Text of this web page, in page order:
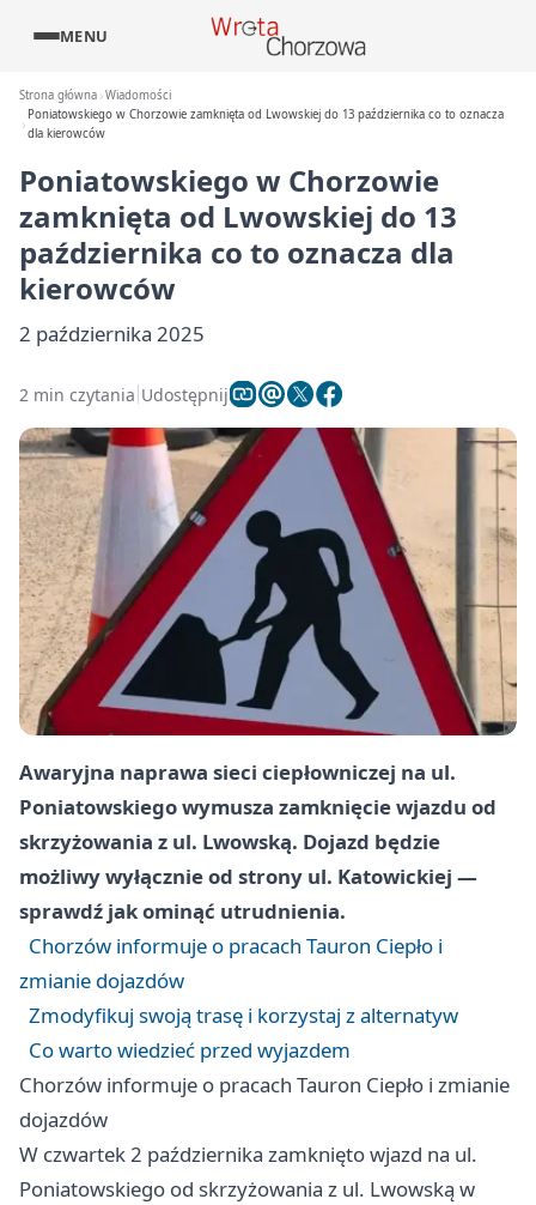
MENU
Strona główna Wiadomości
Poniatowskiego w Chorzowie zamknięta od Lwowskiej do 13 października co to oznacza
dla kierowców
Poniatowskiego w Chorzowie
zamknięta od Lwowskiej do 13
października co to oznacza dla
kierowców
2 października 2025
2 min czytania Udostępnij
Awaryjna naprawa sieci ciepłowniczej na ul.
Poniatowskiego wymusza zamknięcie wjazdu od
skrzyżowania z ul. Lwowską. Dojazd będzie
możliwy wyłącznie od strony ul. Katowickiej —
sprawdź jak ominąć utrudnienia.
Chorzów informuje o pracach Tauron Ciepło i
zmianie dojazdów
Zmodyfikuj swoją trasę i korzystaj z alternatyw
Co warto wiedzieć przed wyjazdem
Chorzów informuje o pracach Tauron Ciepło i zmianie
dojazdów
W czwartek 2 października zamknięto wjazd na ul.
Poniatowskiego od skrzyżowania z ul. Lwowską w